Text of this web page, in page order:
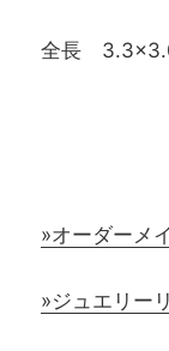
全長
»オーダーメ
»ジュエリー